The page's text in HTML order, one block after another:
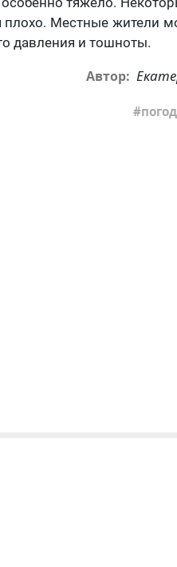
плохо. Местные жители
давления и тошноты.
Автор: